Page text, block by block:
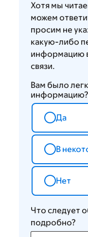
Хотя мы
можем
просим не
какую-либо
информацию
связи.
Вам было
информацию?
Да
В
Нет
Что следует
подробно?